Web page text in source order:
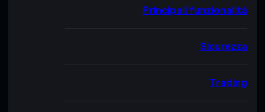
Principali funzionalità
Sicurezza
Trading